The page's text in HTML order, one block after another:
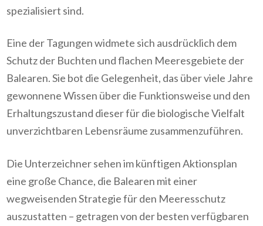
spezialisiert sind.
Eine der Tagungen widmete sich ausdrücklich dem
Schutz der Buchten und flachen Meeresgebiete der
Balearen. Sie bot die Gelegenheit, das über viele Jahre
gewonnene Wissen über die Funktionsweise und den
Erhaltungszustand dieser für die biologische Vielfalt
unverzichtbaren Lebensräume zusammenzuführen.
Die Unterzeichner sehen im künftigen Aktionsplan
eine große Chance, die Balearen mit einer
wegweisenden Strategie für den Meeresschutz
auszustatten – getragen von der besten verfügbaren